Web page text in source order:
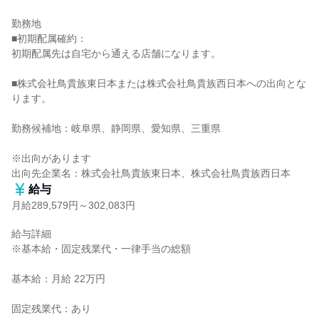
勤務地
■初期配属確約：
初期配属先は自宅から通える店舗になります。
■株式会社鳥貴族東日本または株式会社鳥貴族西日本への出向とな
ります。
勤務候補地：岐阜県、静岡県、愛知県、三重県
※出向があります
出向先企業名：株式会社鳥貴族東日本、株式会社鳥貴族西日本
給与
月給289,579円～302,083円
給与詳細
※基本給・固定残業代・一律手当の総額
基本給：月給 22万円
固定残業代：あり